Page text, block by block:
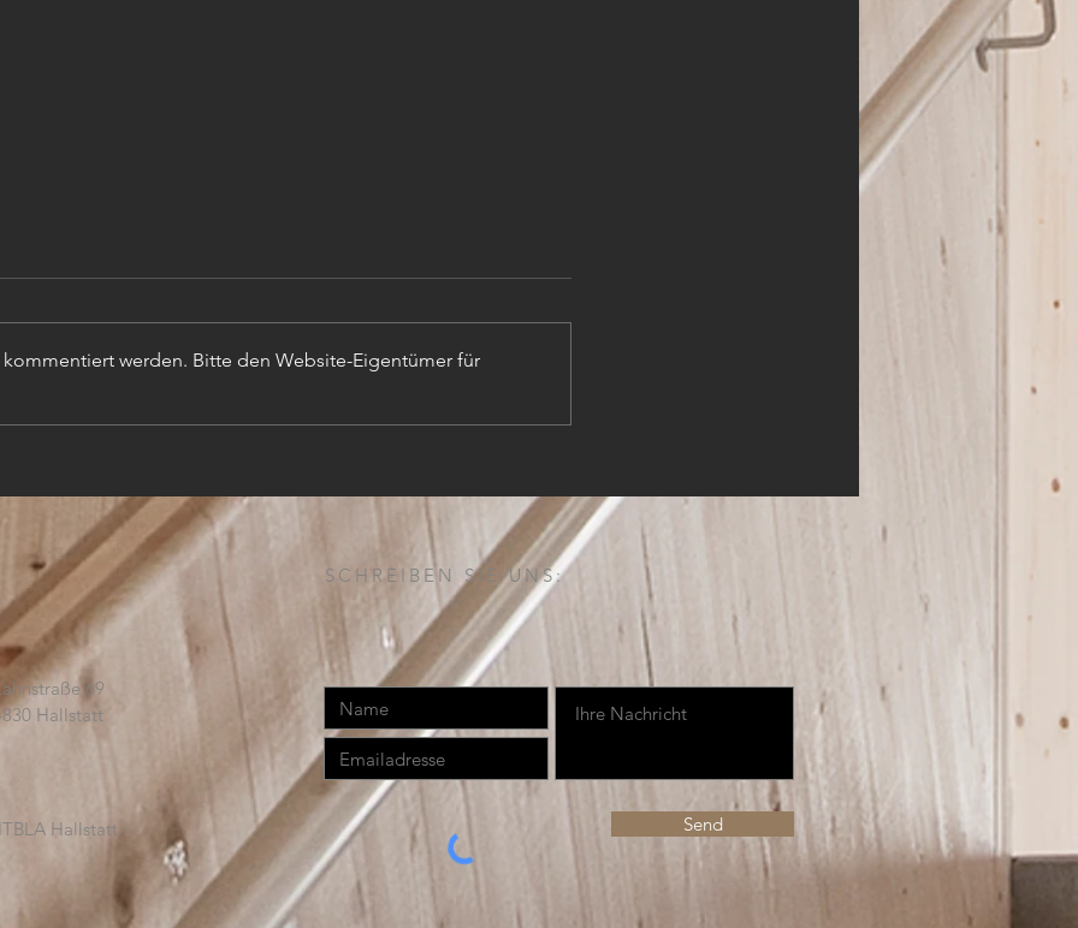
werden. Bitte den Website-Eigentümer für
69
Hallstatt
Hallstatt
SCHREIBEN SIE UNS:
Send